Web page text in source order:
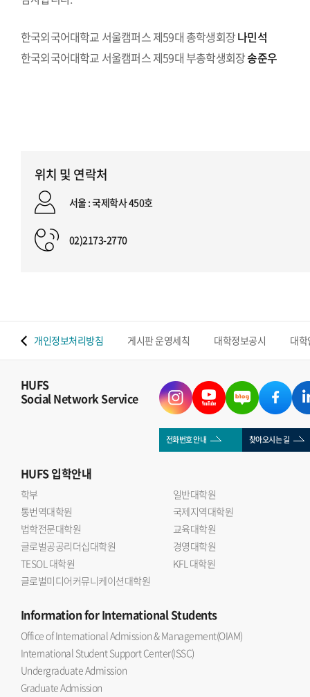
한국외국어대학교 서울캠퍼스 제59대 총학생회장나민석
한국외국어대학교 서울캠퍼스 제59대 부총학생회장송준우
위치 및 연락처
서울 : 국제학사 450호
02)2173-2770
개인정보처리방침 게시판 운영세칙 대학정보공시 대
HUFS
Social Network Service
전화번호 안내 찾아오시는 길
HUFS입학안내
학부
일반대학원
통번역대학원
국제지역대학원
법학전문대학원
교육대학원
글로벌공공리더십대학원
경영대학원
TESOL 대학원
KFL 대학원
글로벌미디어커뮤니케이션대학원
Informationfor International Students
Office of International Admission & Management(OIAM)
International Student Support Center(ISSC)
Undergraduate Admission
Graduate Admission